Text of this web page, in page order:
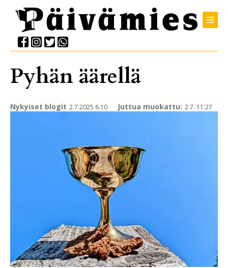
Pyhän äärellä
Nykyiset blogit 2.7.2025 6.10 Juttua muokattu: 2.7. 11:27